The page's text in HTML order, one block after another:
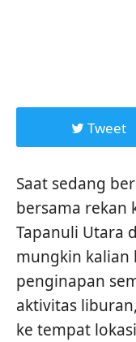
Tweet
Saat sedang
bersama rekan
Tapanuli Utara
mungkin kalian
penginapan
aktivitas
ke tempat